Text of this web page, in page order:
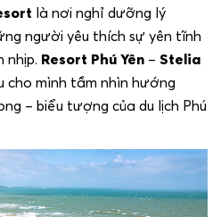
là nơi nghỉ dưỡng lý
người yêu thích sự yên tĩnh
nhịp. Resort Phú Yên – Stelia
cho mình tầm nhìn hướng
– biểu tượng của du lịch Phú